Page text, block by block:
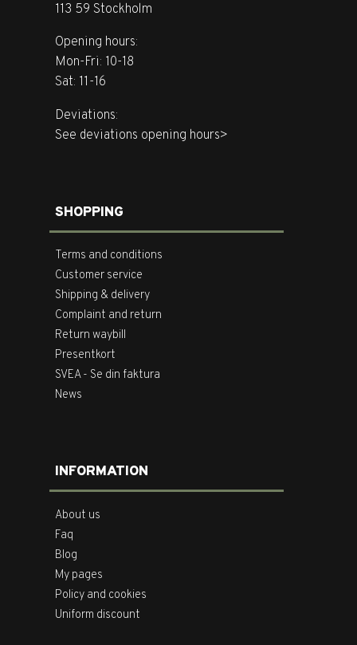
113 59 Stockholm
Opening hours:
Mon-Fri: 10-18
Sat: 11-16
Deviations:
See deviations opening hours>
SHOPPING
Terms and conditions
Customer service
Shipping & delivery
Complaint and return
Return waybill
Presentkort
SVEA - Se din faktura
News
INFORMATION
About us
Faq
Blog
My pages
Policy and cookies
Uniform discount